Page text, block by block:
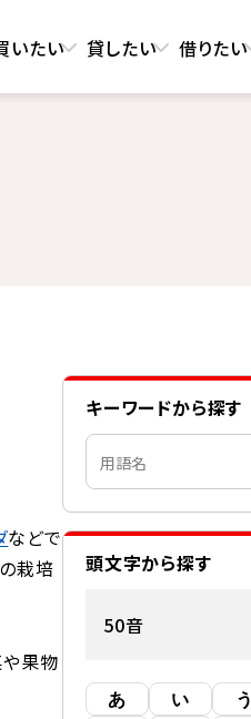
いたい 貸したい 借りたい
キーワードから探す
頭文字から探す
50音
あ い う
などで
栽培
や果物